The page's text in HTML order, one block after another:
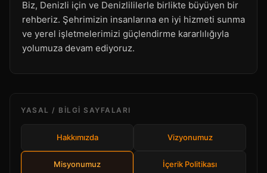
Biz, Denizli için ve Denizlililerle birlikte büyüyen bir
rehberiz. Şehrimizin insanlarına en iyi hizmeti sunma
ve yerel işletmelerimizi güçlendirme kararlılığıyla
yolumuza devam ediyoruz.
YASAL / BILGI SAYFALARI
Hakkımızda Vizyonumuz
Misyonumuz İçerik Politikası